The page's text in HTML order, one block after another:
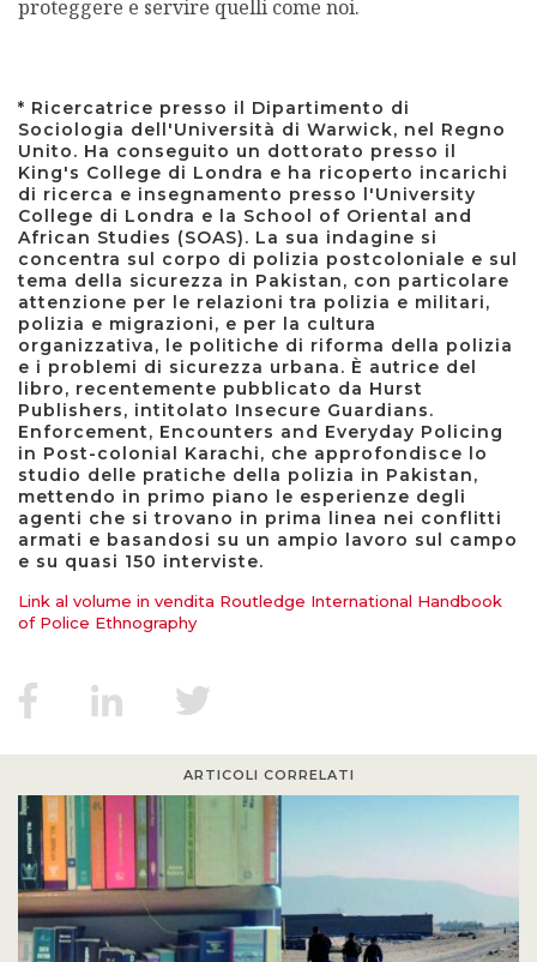
proteggere e servire quelli come noi.
* Ricercatrice presso il Dipartimento di
Sociologia dell'Università di Warwick, nel Regno
Unito. Ha conseguito un dottorato presso il
King's College di Londra e ha ricoperto incarichi
di ricerca e insegnamento presso l'University
College di Londra e la School of Oriental and
African Studies (SOAS). La sua indagine si
concentra sul corpo di polizia postcoloniale e sul
tema della sicurezza in Pakistan, con particolare
attenzione per le relazioni tra polizia e militari,
polizia e migrazioni, e per la cultura
organizzativa, le politiche di riforma della polizia
e i problemi di sicurezza urbana. È autrice del
libro, recentemente pubblicato da Hurst
Publishers, intitolato Insecure Guardians.
Enforcement, Encounters and Everyday Policing
in Post-colonial Karachi, che approfondisce lo
studio delle pratiche della polizia in Pakistan,
mettendo in primo piano le esperienze degli
agenti che si trovano in prima linea nei conflitti
armati e basandosi su un ampio lavoro sul campo
e su quasi 150 interviste.
Link al volume in vendita Routledge International Handbook
of Police Ethnography
ARTICOLI CORRELATI